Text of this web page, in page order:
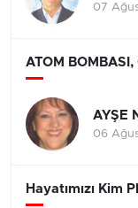
07
ATOM BOMBASI,
AYŞE
06
Hayatımızı Kim